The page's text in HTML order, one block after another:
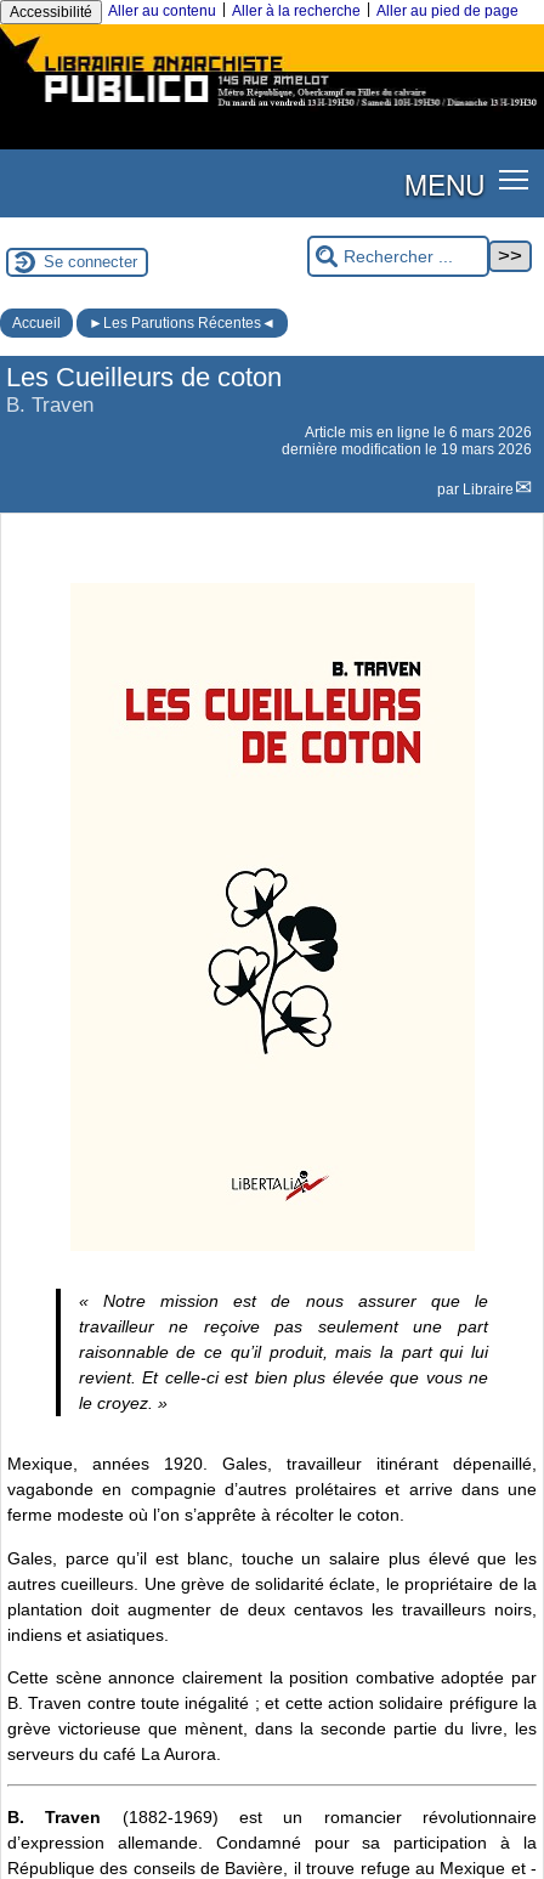
Accessibilité Aller au contenu Aller à la recherche Aller au pied de page
MENU
Se connecter
Accueil ►Les Parutions Récentes◄
Les Cueilleurs de coton
B. Traven
Article mis en ligne le 6 mars 2026
dernière modification le 19 mars 2026
par Libraire
« Notre mission est de nous assurer que le
travailleur ne reçoive pas seulement une part
raisonnable de ce qu’il produit, mais la part qui lui
revient. Et celle-ci est bien plus élevée que vous ne
le croyez. »
Mexique, années 1920. Gales, travailleur itinérant dépenaillé,
vagabonde en compagnie d’autres prolétaires et arrive dans une
ferme modeste où l’on s’apprête à récolter le coton.
Gales, parce qu’il est blanc, touche un salaire plus élevé que les
autres cueilleurs. Une grève de solidarité éclate, le propriétaire de la
plantation doit augmenter de deux centavos les travailleurs noirs,
indiens et asiatiques.
Cette scène annonce clairement la position combative adoptée par
B. Traven contre toute inégalité ; et cette action solidaire préfigure la
grève victorieuse que mènent, dans la seconde partie du livre, les
serveurs du café La Aurora.
B. Traven (1882-1969) est un romancier révolutionnaire
d’expression allemande. Condamné pour sa participation à la
République des conseils de Bavière, il trouve refuge au Mexique et ­